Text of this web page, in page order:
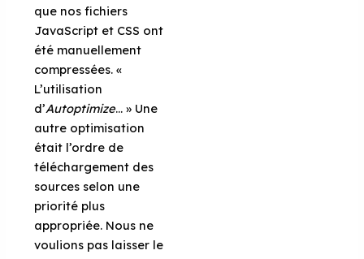
que nos fichiers
JavaScript et CSS ont
été manuellement
compressées. «
L’utilisation
d’Autoptimize… » Une
autre optimisation
était l’ordre de
téléchargement des
sources selon une
priorité plus
appropriée. Nous ne
voulions pas laisser le